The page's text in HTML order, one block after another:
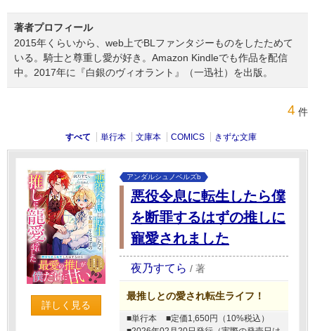
著者プロフィール
2015年くらいから、web上でBLファンタジーものをしたためて
いる。騎士と尊重し愛が好き。Amazon Kindleでも作品を配信
中。2017年に『白銀のヴィオラント』（一迅社）を出版。
4 件
すべて 単行本 文庫本 COMICS きずな文庫
詳しく見る
アンダルシュノベルズb
悪役令息に転生したら僕
を断罪するはずの推しに
寵愛されました
夜乃すてら / 著
最推しとの愛され転生ライフ！
■単行本
■定価1,650円（10%税込）